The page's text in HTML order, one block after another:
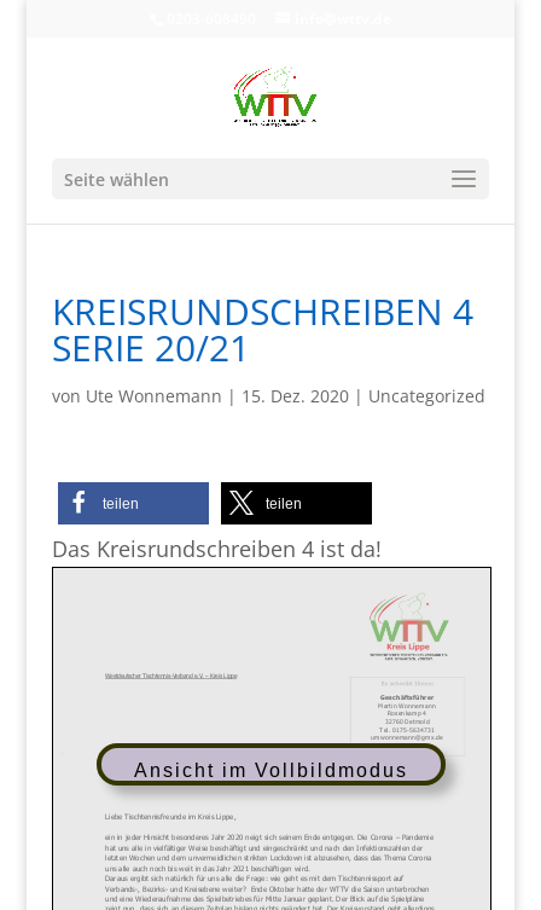
Seite wählen
KREISRUNDSCHREIBEN 4
SERIE 20/21
von Ute Wonnemann | 15. Dez. 2020| Uncategorized
teilen teilen
Das Kreisrundschreiben 4 ist da!
Ansicht im Vollbildmodus